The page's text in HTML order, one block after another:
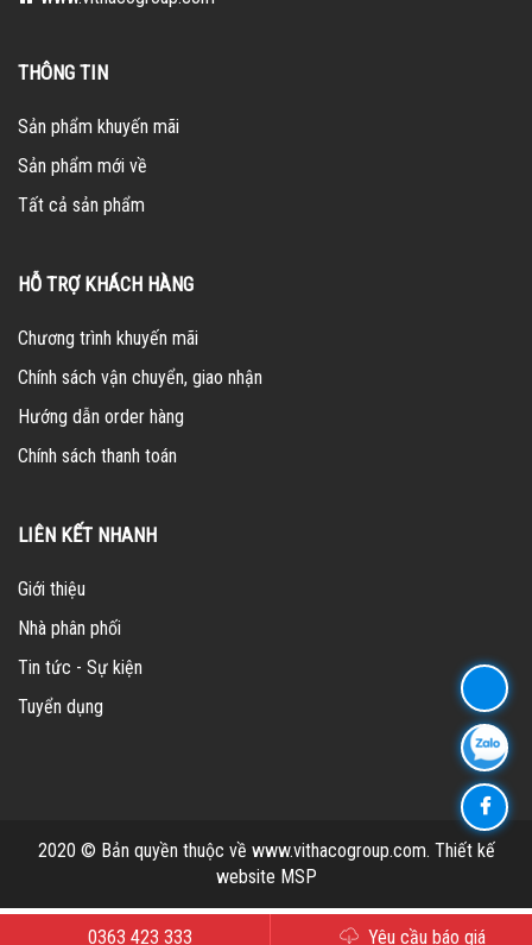
THÔNG TIN
Sản phẩm khuyến mãi
Sản phẩm mới về
Tất cả sản phẩm
HỖ TRỢ KHÁCH HÀNG
Chương trình khuyến mãi
Chính sách vận chuyển, giao nhận
Hướng dẫn order hàng
Chính sách thanh toán
LIÊN KẾT NHANH
Giới thiệu
Nhà phân phối
Tin tức - Sự kiện
Tuyển dụng
2020 © Bản quyền thuộc về www.vithacogroup.com. Thiết kế
website MSP
0363 423 333 Yêu cầu báo giá